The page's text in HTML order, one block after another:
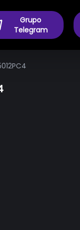
Grupo
Telegram